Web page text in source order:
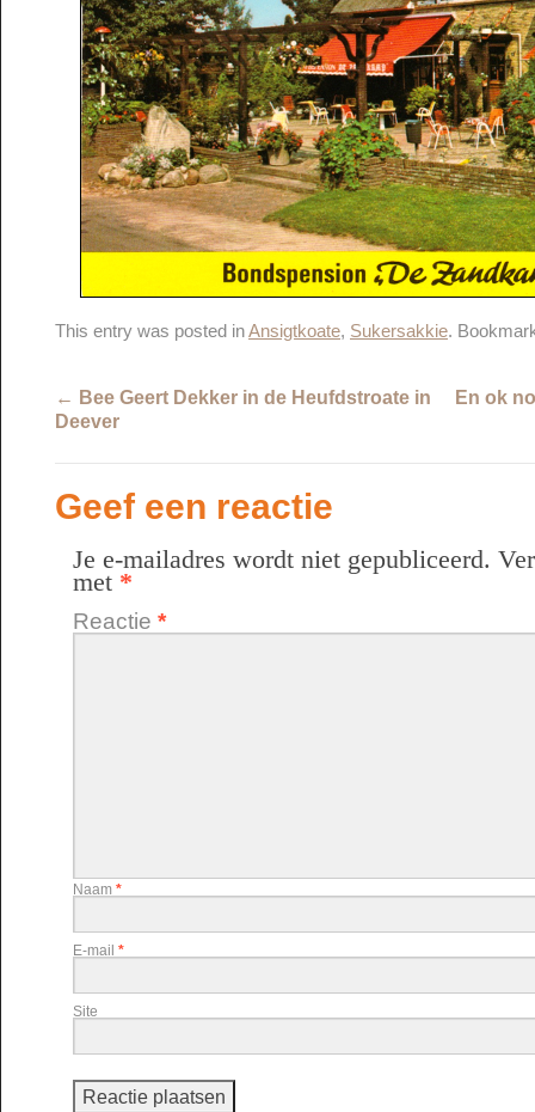
This entry was posted inAnsigtkoate, Sukersakkie.
← Bee Geert Dekker in de Heufdstroate in
Deever
En ok
Geef een reactie
Je e-mailadres wordt niet gepubliceerd.
met *
Reactie *
Naam *
E-mail *
Site